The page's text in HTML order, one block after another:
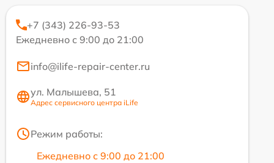
+7 (343) 226-93-53
Ежедневно с 9:00 до 21:00
info@ilife-repair-center.ru
ул. Малышева, 51
Адрес сервисного центра iLife
Режим работы:
Ежедневно с 9:00 до 21:00